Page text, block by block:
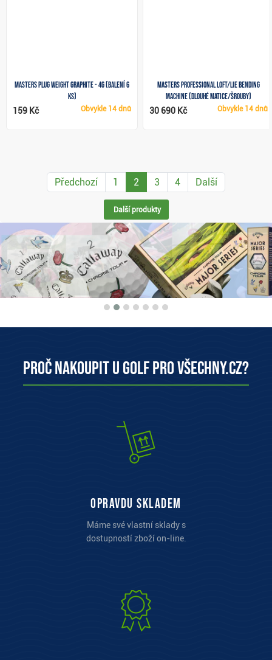
Masters Plug Weight Graphite - 4g (balení 6
ks)
Obvykle 14 dnů
159 Kč
Masters Professional Loft/Lie Bending
Machine (dlouhé matice/šrouby)
Obvykle 14 dnů
30 690 Kč
Předchozí 1 2 3 4 Další
Další produkty
Proč nakoupit u Golf pro všechny.cz?
opravdu skladem
Máme své vlastní sklady s
dostupností zboží on-line.